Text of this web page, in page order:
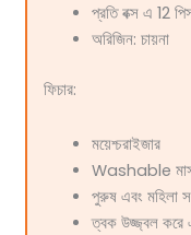
প্রতি বক্স এ 12
অরিজিন: চায়না
ফিচার:
ময়েশ্চরাইজার
Washable
পুরুষ এবং মহিলা
ত্বক উজ্জ্বল করে